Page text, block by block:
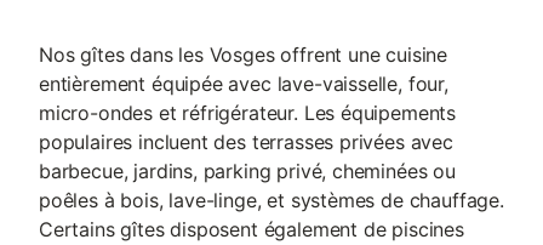
Nos gîtes dans les Vosges offrent une cuisine
entièrement équipée avec lave-vaisselle, four,
micro-ondes et réfrigérateur. Les équipements
populaires incluent des terrasses privées avec
barbecue, jardins, parking privé, cheminées ou
poêles à bois, lave-linge, et systèmes de chauffage.
Certains gîtes disposent également de piscines